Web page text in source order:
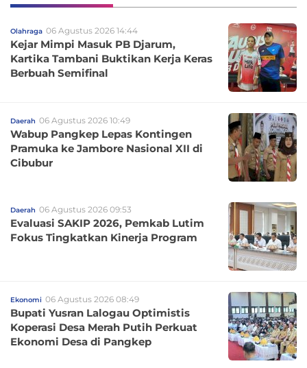
Olahraga 06 Agustus 2026 14:44
Kejar Mimpi Masuk PB Djarum,
Kartika Tambani Buktikan Kerja Keras
Berbuah Semifinal
Daerah 06 Agustus 2026 10:49
Wabup Pangkep Lepas Kontingen
Pramuka ke Jambore Nasional XII di
Cibubur
Daerah 06 Agustus 2026 09:53
Evaluasi SAKIP 2026, Pemkab Lutim
Fokus Tingkatkan Kinerja Program
Ekonomi 06 Agustus 2026 08:49
Bupati Yusran Lalogau Optimistis
Koperasi Desa Merah Putih Perkuat
Ekonomi Desa di Pangkep